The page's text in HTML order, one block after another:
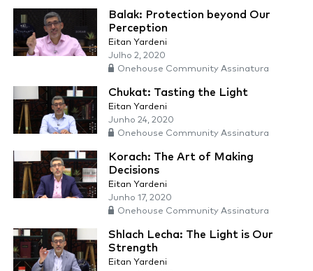
Balak: Protection beyond Our
Perception
Eitan Yardeni
Julho 2, 2020
Onehouse Community Assinatura
Chukat: Tasting the Light
Eitan Yardeni
Junho 24, 2020
Onehouse Community Assinatura
Korach: The Art of Making
Decisions
Eitan Yardeni
Junho 17, 2020
Onehouse Community Assinatura
Shlach Lecha: The Light is Our
Strength
Eitan Yardeni